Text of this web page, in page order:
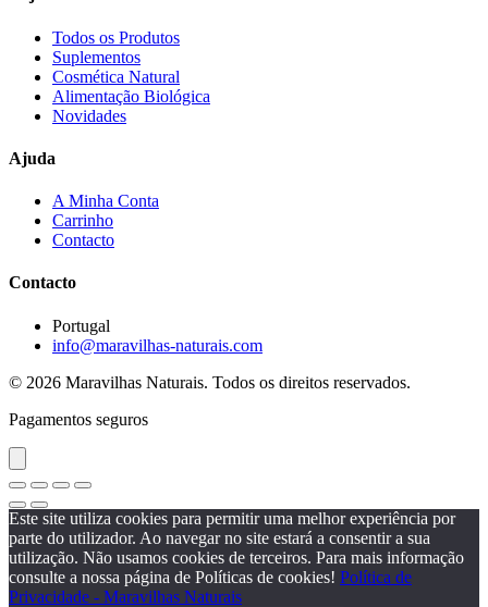
Todos os Produtos
Suplementos
Cosmética Natural
Alimentação Biológica
Novidades
Ajuda
A Minha Conta
Carrinho
Contacto
Contacto
Portugal
info@maravilhas-naturais.com
© 2026 Maravilhas Naturais. Todos os direitos reservados.
Pagamentos seguros
Este site utiliza cookies para permitir uma melhor experiência por
parte do utilizador. Ao navegar no site estará a consentir a sua
utilização. Não usamos cookies de terceiros. Para mais informação
consulte a nossa página de Políticas de cookies! Política de
Privacidade - Maravilhas Naturais